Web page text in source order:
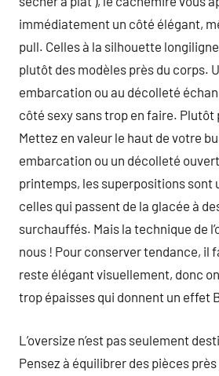
immédiatement un côté élégant,
pull. Celles à la silhouette
plutôt des modèles près du corps.
embarcation ou au décolleté
côté sexy sans trop en faire. Plutôt
Mettez en valeur le haut de votre
embarcation ou un décolleté
printemps, les superpositions sont
celles qui passent de la glacée à
surchauffés. Mais la technique de
nous ! Pour conserver tendance, il
reste élégant visuellement, donc
trop épaisses qui donnent un effet
L’oversize n’est pas seulement
Pensez à équilibrer des pièces